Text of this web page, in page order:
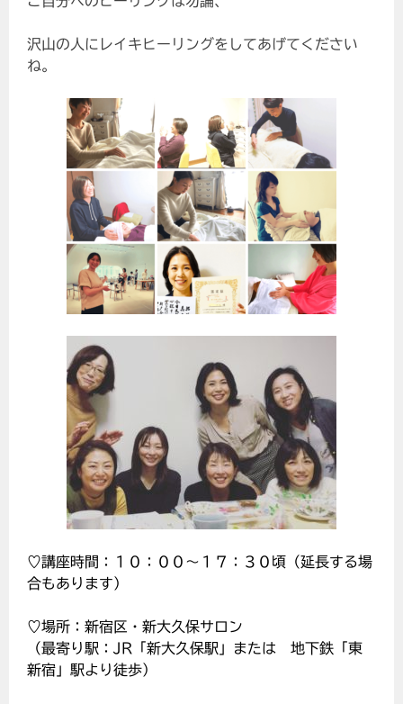
沢山の人にレイキヒーリングをしてあげてください
ね。
♡講座時間：１０：００～１７：３０頃（延長する場
合もあります）
♡場所：新宿区・新大久保サロン
（最寄り駅：JR「新大久保駅」または 地下鉄「東
新宿」駅より徒歩）